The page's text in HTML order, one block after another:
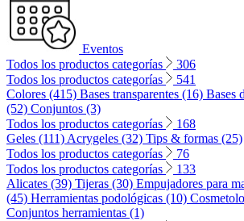
Eventos
Todos los productos categorías
306
Todos los productos categorías
541
Colores (415) Bases transparentes (16) Bases
(52) Conjuntos (3)
Todos los productos categorías
168
Geles (111) Acrygeles (32) Tips & formas (25)
Todos los productos categorías
76
Todos los productos categorías
133
Alicates (39) Tijeras (30) Empujadores para
(45) Herramientas podológicas (10)
Conjuntos herramientas (1)